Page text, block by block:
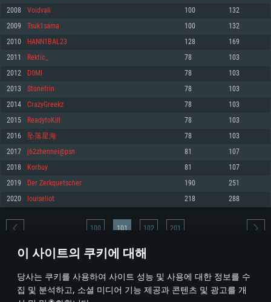
이 사이트의 쿠키에 대해
당사는 쿠키를 사용하여 사이트 성능 및 사용에 대한 정보를 수
집 및 분석하고, 소셜 미디어 기능 제공과 콘텐츠 및 광고를 개
운영체제: Windows 10 (64 bit)
프로세서: 2.2 GHz 듀얼코어 이상
메모리: 4GB
그래픽 카드: DirectX 11 이상을 지원하는 AMD Radeon 77XX / NVIDIA
GeForce GT 660. 최소 사양 해상도: 720p
네트워크: 브로드밴드 인터넷
여유 저장 공간: 22.1 GB (최소 클라이언트)
권장 사양
570 혹은 그 이상
여유 저장 공간: 62.2 GB (전체 클라이언트)
운영체제: Mac OS Big Sur 11.0
프로세서: 최소 2.2 GHz의 Core i5 (Intel Xeon 은 지원하지 않습니다)
메모리: 6 GB
그래픽 카드: Metal 을 지원하는 Intel Iris Pro 5200 (Mac), 혹은 이와 비슷한 성
능을 가지는 Mac 버전의 AMD/Nvidia. 최소 해상도: 720p
네트워크: 브로드밴드 인터넷
여유 저장 공간: 22.1 GB (최소 클라이언트)
권장 사양
네트워크: 브로드밴드 인터넷
여유 저장 공간: 62.2 GB (전체 클라이언트)
운영체제: 64bit Linux 중 최신 버전
프로세서: 2.4 GHz 듀얼코어
메모리: 4 GB
그래픽 카드: Vulkan 을 지원하고, 최신 그래픽 드라이버를 지원하는 NVIDIA
660 (6개월 미만) 혹은 그와 동급의 성능을 가지며 최신 그래픽 드라이버를 지
원하는 AMD (6개월 미만; 최소사양 지원 해상도 720p)
네트워크: 브로드밴드 인터넷
여유 저장 공간: 22.1 GB (최소 클라이언트)
권장 사양
운영체제: Ubuntu 20.04 64bit
프로세서: Intel Core i7
메모리: 16 GB
그래픽 카드: Vulkan 을 지원하고, 최신 그래픽 드라이버를 지원하는 NVIDIA
1060 (6개월 미만) 혹은 그와 동급의 성능을 가지며 최신 그래픽 드라이버를
지원하는 AMD RX 570 (6개월 미만; 최소사양 지원 해상도 720p) 이상
여유 저장 공간: 62.2 GB (전체 클라이언트)
2008 Voidvali 100 132
2009 Tsuk1sama 100 132
2010 HANN1BAL23 128 169
2011 Rektic_ 78 103
2012 D0MI 78 103
2013 Stonefrin 78 103
2014 CrazyGreekz 78 103
2015 ReadytoKill 78 103
2016 坠落星海 78 103
2017 j62zhennei@psn 81 107
2018 Korbuy 81 107
2019 Der Zerkquetscher 190 251
2020 louiseliot 218 288
* 순위표는 매일 1회 갱신됩니다
100 101 102 201